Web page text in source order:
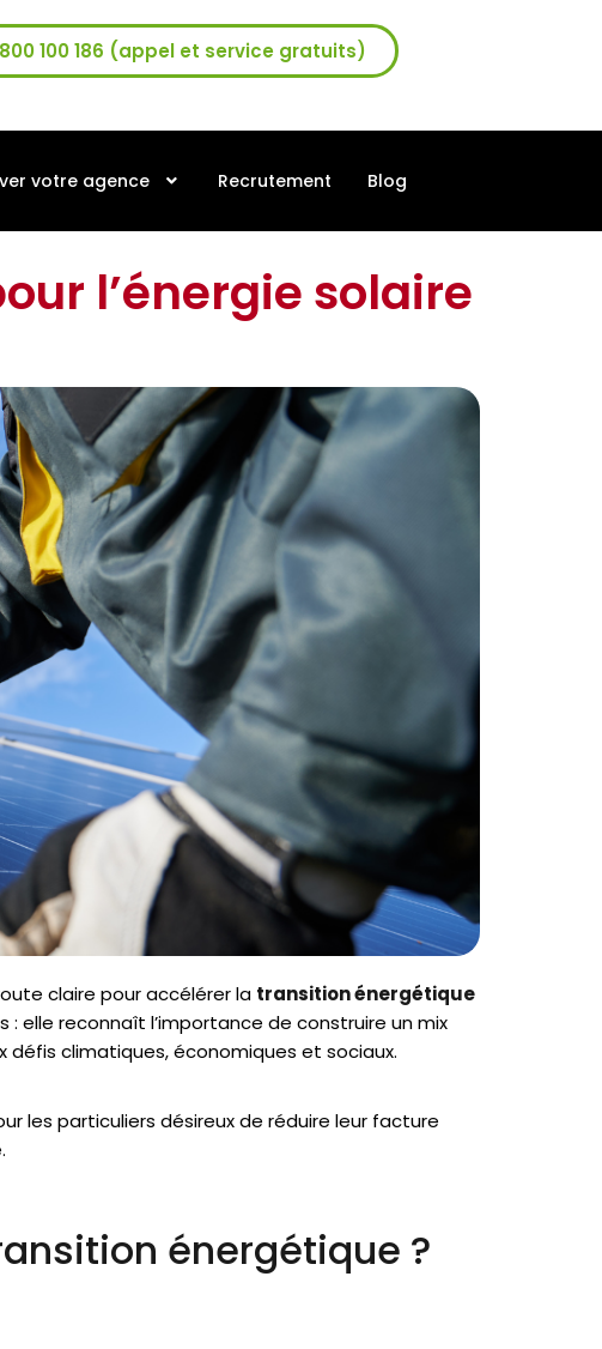
100 186 (appel et service gratuits)
votre agence Recrutement Blog
l’énergie solaire
claire pour accélérer la transition énergétique
elle reconnaît l’importance de construire un mix
climatiques, économiques et sociaux.
les particuliers désireux de réduire leur facture
énergétique ?